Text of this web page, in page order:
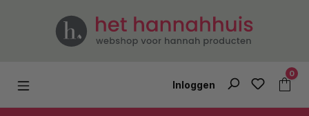
Ga naar de hoofdinhoud
Inloggen
0